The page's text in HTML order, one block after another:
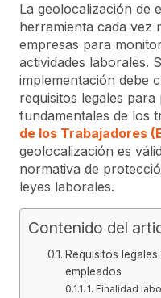
La geolocalización de
herramienta cada vez
empresas para
actividades laborales.
implementación debe
requisitos legales
fundamentales de los
de los Trabajadores
geolocalización es
normativa de
leyes laborales.
Contenido del
Requisitos
empleados
1. Finalidad